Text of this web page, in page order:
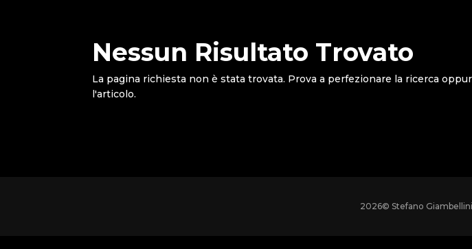
Nessun Risultato Trovato
La pagina richiesta non è stata trovata. Prova a perfezionare la ricerca
l'articolo.
2026© Stefano